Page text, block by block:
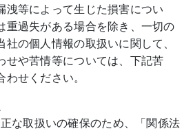
洩等によって生じた損害につい
重過失がある場合を除き、一切の
の個人情報の取扱いに関して、
せや苦情等については、下記苦
せください。
な取扱いの確保のため、「関係法